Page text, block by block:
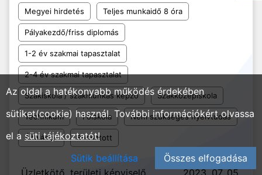
Megyei hirdetés Teljes munkaidő 8 óra
Pályakezdő/friss diplomás
1-2 év szakmai tapasztalat
2-4 év szakmai tapasztalat
Szakiskola / szakmunkás képző Szakközépiskola
Technikum Főiskola Nem szükséges nyelvtudás
Általános Beosztott
Üzletkötő, területi képviselő 2023. 07. 05.
Az oldal a hatékonyabb működés érdekében
sütiket(cookie) használ. További információkért olvassa
el a süti tájékoztatót!
Sütik beállítása
Összes elfogadása